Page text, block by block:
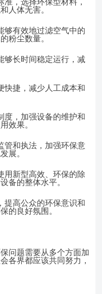
，选择环保型材料，
人体无害。
够有效地过滤空气中的
粉尘数量。
够长时间稳定运行，减
快捷，减少人工成本和
度，加强设备的维护和
效果。
管和执法，加强环保意
展。
用新型高效、环保的除
备的整体水平。
提高公众的环保意识和
的良好氛围。
问题需要从多个方面加
各界都应该共同努力，